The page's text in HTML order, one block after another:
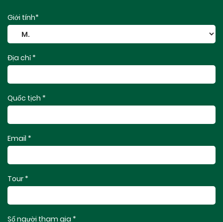
Giới tính*
Địa chỉ *
Quốc tịch *
Email *
Tour *
Số người tham gia *